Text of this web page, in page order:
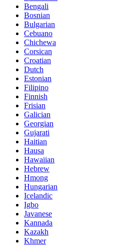
Bengali
Bosnian
Bulgarian
Cebuano
Chichewa
Corsican
Croatian
Dutch
Estonian
Filipino
Finnish
Frisian
Galician
Georgian
Gujarati
Haitian
Hausa
Hawaiian
Hebrew
Hmong
Hungarian
Icelandic
Igbo
Javanese
Kannada
Kazakh
Khmer